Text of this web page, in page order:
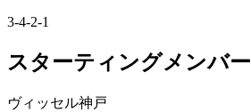
3-4-2-1
スターティングメンバー
ヴィッセル神戸